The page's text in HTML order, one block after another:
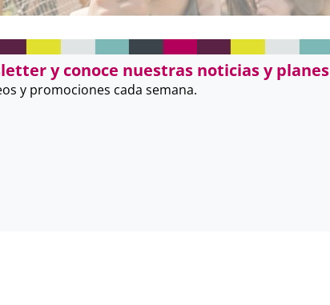
y conoce nuestras noticias y planes
y promociones cada semana.